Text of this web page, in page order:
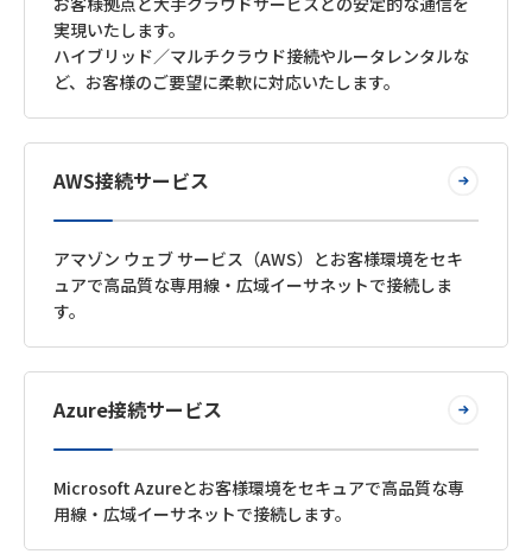
実現いたします。
ハイブリッド／マルチクラウド接続やルータレンタルな
ど、お客様のご要望に柔軟に対応いたします。
AWS接続サービス
アマゾン ウェブ サービス（AWS）とお客様環境をセキ
ュアで高品質な専用線・広域イーサネットで接続しま
す。
Azure接続サービス
Microsoft Azureとお客様環境をセキュアで高品質な専
用線・広域イーサネットで接続します。